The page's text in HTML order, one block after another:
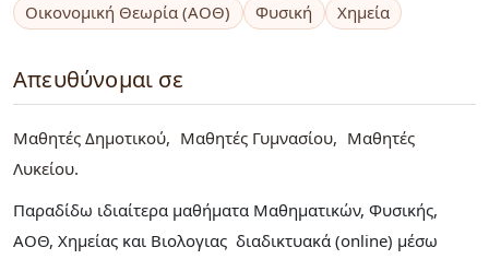
Οικονομική Θεωρία (ΑΟΘ)
Φυσική Χημεία
Απευθύνομαι σε
Μαθητές Δημοτικού Μαθητές Γυμνασίου
Μαθητές
Λυκείου
Παραδίδω ιδιαίτερα μαθήματα Μαθηματικών, Φυσικής,
ΑΟΘ, Χημείας και Βιολογιας διαδικτυακά (online) μέσω